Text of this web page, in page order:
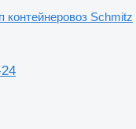
контейнеровоз Schmitz